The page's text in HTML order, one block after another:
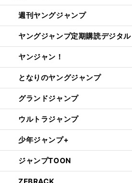
週刊ヤングジャンプ
ヤングジャンプ定期購読デジタル
ヤンジャン！
となりのヤングジャンプ
グランドジャンプ
ウルトラジャンプ
少年ジャンプ+
ジャンプTOON